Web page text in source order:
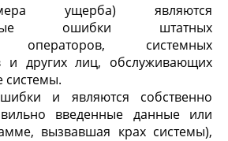
ущерба) являются
ошибки штатных
операторов, системных
и других лиц, обслуживающих
и являются собственно
введенные данные или
вызвавшая крах системы),